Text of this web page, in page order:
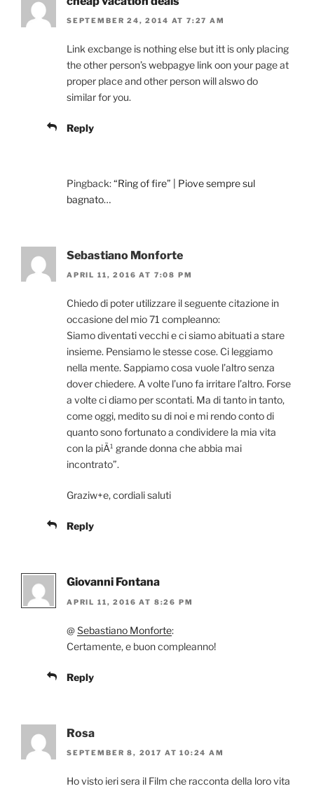
SEPTEMBER 24, 2014 AT 7:27 AM
Link excbange is nothing else but itt is only placing
the other person’s webpagye link oon your page at
proper place and other person will alswo do
similar for you.
Reply
Pingback:“Ring of fire” | Piove sempre sul
bagnato…
Sebastiano Monforte
APRIL 11, 2016 AT 7:08 PM
Chiedo di poter utilizzare il seguente citazione in
occasione del mio 71 compleanno:
Siamo diventati vecchi e ci siamo abituati a stare
insieme. Pensiamo le stesse cose. Ci leggiamo
nella mente. Sappiamo cosa vuole l’altro senza
dover chiedere. A volte l’uno fa irritare l’altro. Forse
a volte ci diamo per scontati. Ma di tanto in tanto,
come oggi, medito su di noi e mi rendo conto di
quanto sono fortunato a condividere la mia vita
con la piÃ¹ grande donna che abbia mai
incontrato”.
Graziw+e, cordiali saluti
Reply
Giovanni Fontana
APRIL 11, 2016 AT 8:26 PM
@Sebastiano Monforte:
Certamente, e buon compleanno!
Reply
Rosa
SEPTEMBER 8, 2017 AT 10:24 AM
Ho visto ieri sera il Film che racconta della loro vita